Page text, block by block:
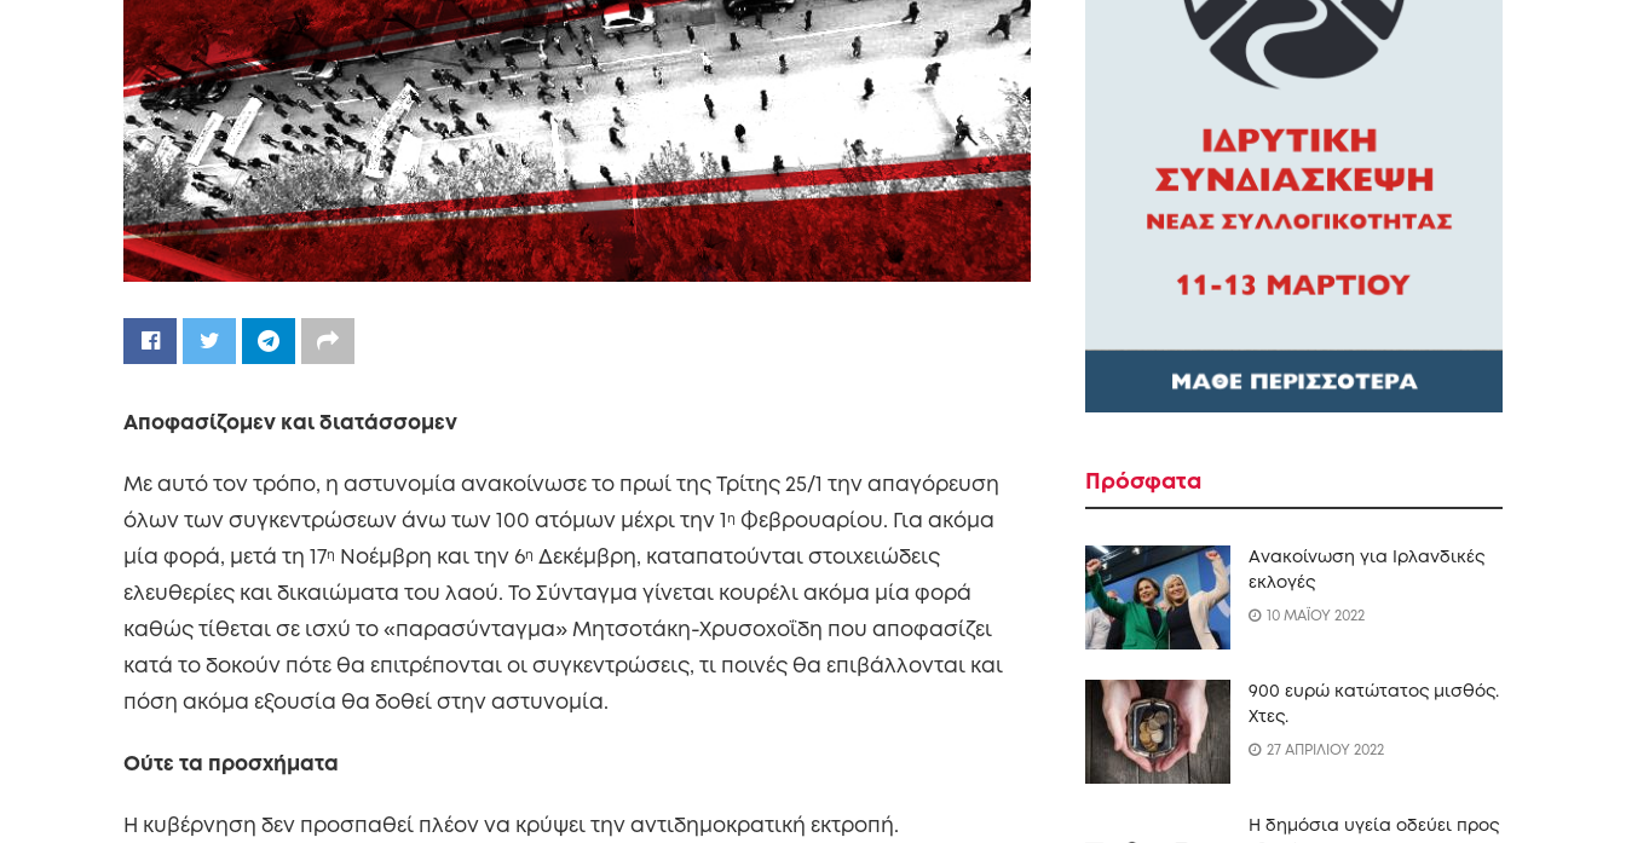
Αποφασίζομεν και διατάσσομεν
Με αυτό τον τρόπο, η αστυνομία ανακοίνωσε το πρωί της Τρίτης 25/1 την απαγόρευση
όλων των συγκεντρώσεων άνω των 100 ατόμων μέχρι την 1
η Φεβρουαρίου. Για ακόμα
μία φορά, μετά τη 17η Νοέμβρη και την 6η Δεκέμβρη, καταπατούνται στοιχειώδεις
ελευθερίες και δικαιώματα του λαού. Το Σύνταγμα γίνεται κουρέλι ακόμα μία φορά
καθώς τίθεται σε ισχύ το «παρασύνταγμα» Μητσοτάκη-Χρυσοχοΐδη που αποφασίζει
κατά το δοκούν πότε θα επιτρέπονται οι συγκεντρώσεις, τι ποινές θα επιβάλλονται και
πόση ακόμα εξουσία θα δοθεί στην αστυνομία.
Ούτε τα προσχήματα
Η κυβέρνηση δεν προσπαθεί πλέον να κρύψει την αντιδημοκρατική εκτροπή.
Πρόσφατα
Ανακοίνωση για Ιρλανδικές
εκλογές
10 ΜΑΪΟΥ 2022
900 ευρώ κατώτατος μισθός.
Xτες.
27 ΑΠΡΙΛΙΟΥ 2022
Η δημόσια υγεία οδεύει προς